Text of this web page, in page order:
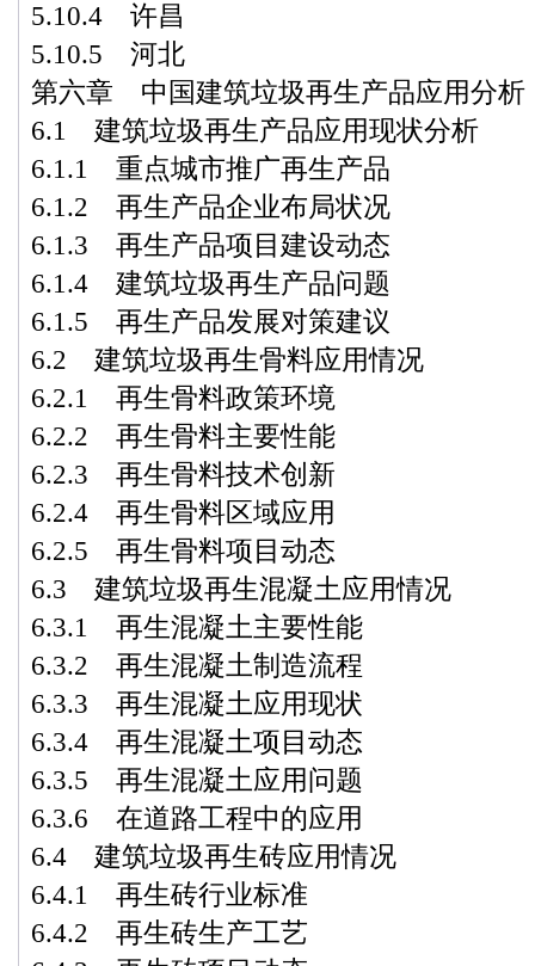
5.10.4 许昌
5.10.5 河北
第六章 中国建筑垃圾再生产品应用分析
6.1 建筑垃圾再生产品应用现状分析
6.1.1 重点城市推广再生产品
6.1.2 再生产品企业布局状况
6.1.3 再生产品项目建设动态
6.1.4 建筑垃圾再生产品问题
6.1.5 再生产品发展对策建议
6.2 建筑垃圾再生骨料应用情况
6.2.1 再生骨料政策环境
6.2.2 再生骨料主要性能
6.2.3 再生骨料技术创新
6.2.4 再生骨料区域应用
6.2.5 再生骨料项目动态
6.3 建筑垃圾再生混凝土应用情况
6.3.1 再生混凝土主要性能
6.3.2 再生混凝土制造流程
6.3.3 再生混凝土应用现状
6.3.4 再生混凝土项目动态
6.3.5 再生混凝土应用问题
6.3.6 在道路工程中的应用
6.4 建筑垃圾再生砖应用情况
6.4.1 再生砖行业标准
6.4.2 再生砖生产工艺